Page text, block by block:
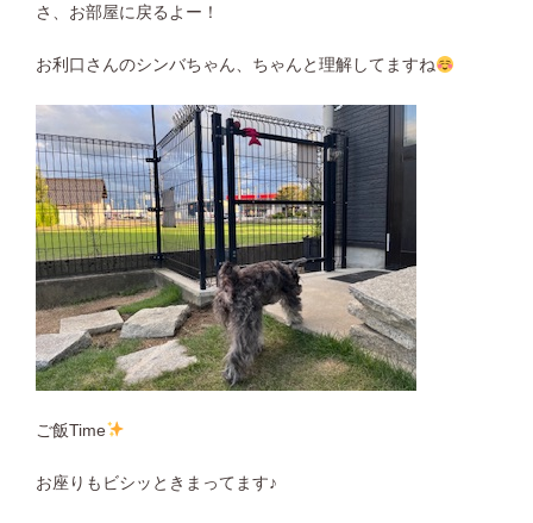
さ、お部屋に戻るよー！
お利口さんのシンバちゃん、ちゃんと理解してますね
ご飯Time
お座りもビシッときまってます♪